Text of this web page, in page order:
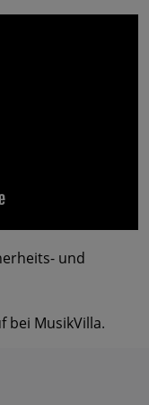
und
bei MusikVilla.